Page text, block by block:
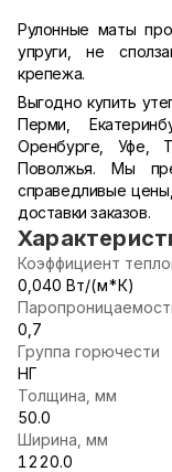
Рулонные маты
упруги, не
крепежа.
Выгодно купить
Перми,
Оренбурге, Уфе,
Поволжья. Мы
справедливые
доставки заказов.
Коэффициент
0,040 Вт/(м*К)
0,7
Группа горючести
НГ
Толщина, мм
50.0
Ширина, мм
1220.0